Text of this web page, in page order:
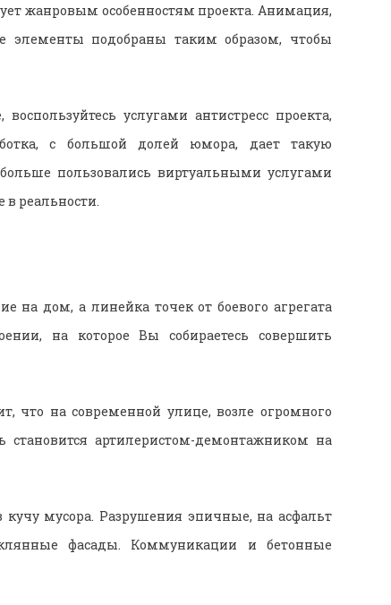
жанровым особенностям проекта. Анимация,
элементы подобраны таким образом, чтобы
услугами антистресс проекта,
с большой долей юмора, дает такую
пользовались виртуальными услугами
в реальности.
на дом, а линейка точек от боевого агрегата
на которое Вы собираетесь совершить
что на современной улице, возле огромного
становится артилеристом-демонтажником на
кучу мусора. Разрушения эпичные, на асфальт
фасады. Коммуникации и бетонные